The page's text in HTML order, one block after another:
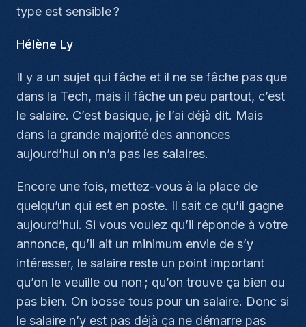
type est sensible ?
Hélène Ly
Il y a un sujet qui fâche et il ne se fâche pas que
dans la Tech, mais il fâche un peu partout, c’est
le salaire. C’est basique, je l’ai déjà dit. Mais
dans la grande majorité des annonces
aujourd’hui on n’a pas les salaires.
Encore une fois, mettez-vous à la place de
quelqu’un qui est en poste. Il sait ce qu’il gagne
aujourd’hui. Si vous voulez qu’il réponde à votre
annonce, qu’il ait un minimum envie de s’y
intéresser, le salaire reste un point important
qu’on le veuille ou non ; qu’on trouve ça bien ou
pas bien. On bosse tous pour un salaire. Donc si
le salaire n’y est pas déjà ça ne démarre pas